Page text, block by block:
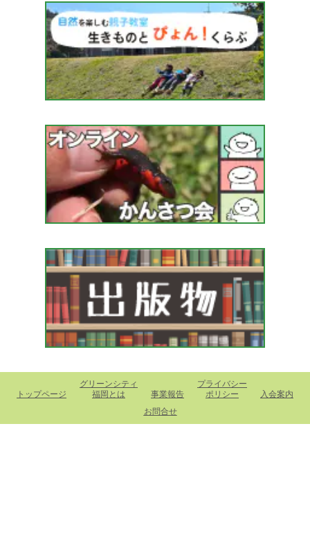
トップページ
グリーンシティ
福岡とは
事業報告
プライバシー
ポリシー
入会案内
お問合せ